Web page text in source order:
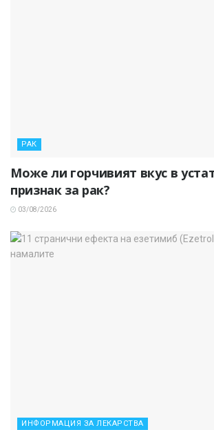
РАК
Може ли горчивият вкус в
признак за рак?
03/08/2026
ИНФОРМАЦИЯ ЗА ЛЕКАРСТВА